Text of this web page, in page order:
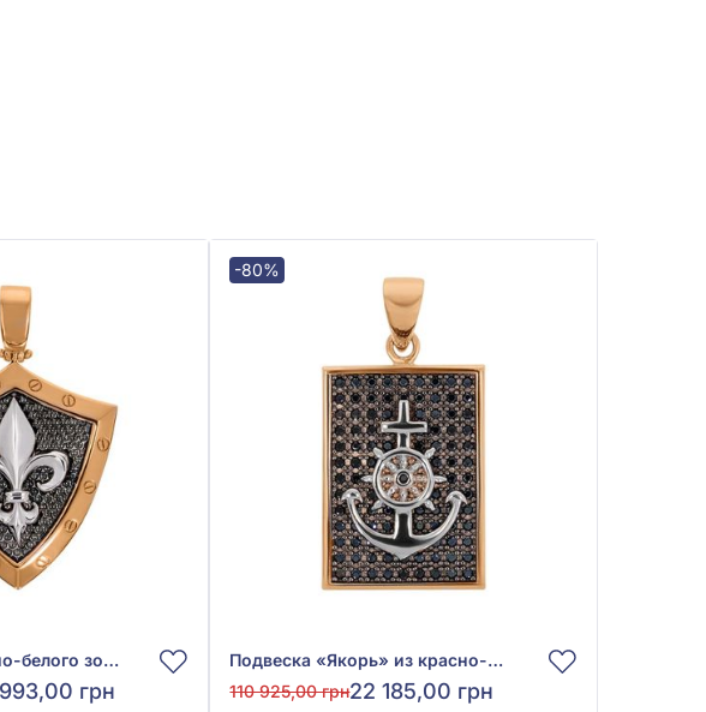
Подвеска из красно-белого золота 585°, арт. 559826
грн
-80%
Подвеска «Якорь» из красно-белого золота 585° с чёрным фианитом, арт. 558455
110 925,00 грн22 185,00 грн